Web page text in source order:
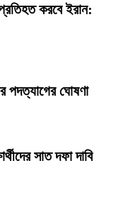
করবে ইরান:
পদত্যাগের ঘোষণা
সাত দফা দাবি